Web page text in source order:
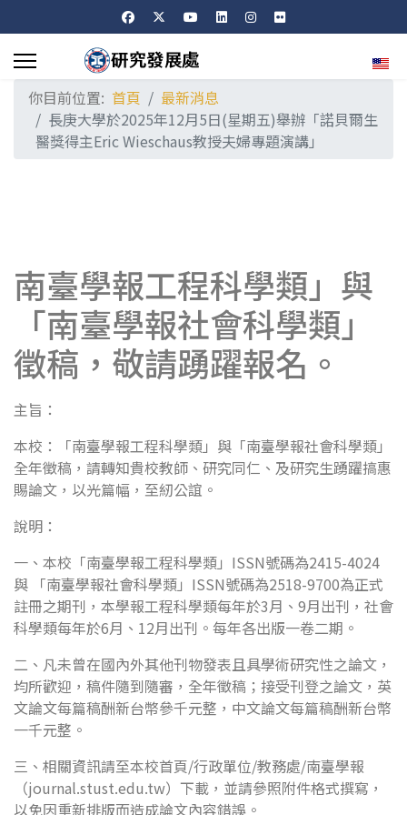
選擇
你目前位置: 首頁
最新消息
長庚大學於2025年12月5日(星期五)舉辦「諾貝爾生
醫獎得主Eric Wieschaus教授夫婦專題演講」
南臺學報工程科學類」與
「南臺學報社會科學類」
徵稿，敬請踴躍報名。
主旨：
本校：「南臺學報工程科學類」與「南臺學報社會科學類」
全年徵稿，請轉知貴校教師、研究同仁、及研究生踴躍搞惠
賜論文，以光篇幅，至紉公誼。
說明：
一、本校「南臺學報工程科學類」ISSN號碼為2415-4024
與 「南臺學報社會科學類」ISSN號碼為2518-9700為正式
註冊之期刊，本學報工程科學類每年於3月、9月出刊，社會
科學類每年於6月、12月出刊。每年各出版一卷二期。
二、凡未曾在國內外其他刊物發表且具學術研究性之論文，
均所歡迎，稿件隨到隨審，全年徵稿；接受刊登之論文，英
文論文每篇稿酬新台幣參千元整，中文論文每篇稿酬新台幣
一千元整。
三、相關資訊請至本校首頁/行政單位/教務處/南臺學報
（journal.stust.edu.tw）下載，並請參照附件格式撰寫，
以免因重新排版而造成論文內容錯誤。